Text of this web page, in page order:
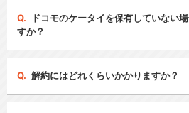
ドコモのケータイを保有していない
すか？
解約にはどれくらいかかりますか？